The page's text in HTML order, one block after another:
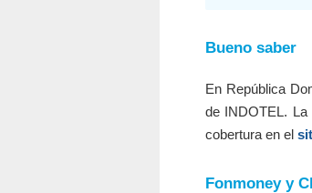
Bueno saber
En República
de INDOTEL.
cobertura en el
Fonmoney y